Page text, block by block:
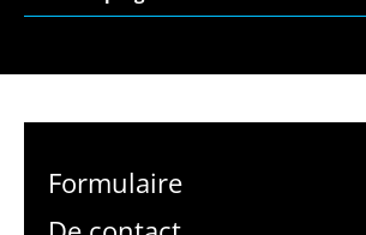
Formulaire